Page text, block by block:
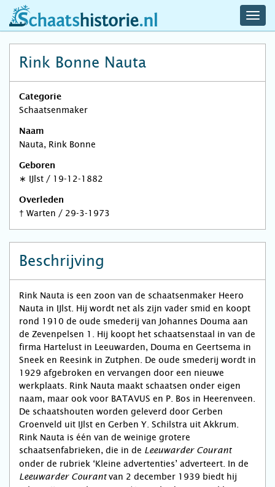
schaatshistorie.nl
Rink Bonne Nauta
Categorie
Schaatsenmaker
Naam
Nauta, Rink Bonne
Geboren
∗ IJlst / 19-12-1882
Overleden
† Warten / 29-3-1973
Beschrijving
Rink Nauta is een zoon van de schaatsenmaker Heero
Nauta in IJlst. Hij wordt net als zijn vader smid en koopt
rond 1910 de oude smederij van Johannes Douma aan
de Zevenpelsen 1. Hij koopt het schaatsenstaal in van de
firma Hartelust in Leeuwarden, Douma en Geertsema in
Sneek en Reesink in Zutphen. De oude smederij wordt in
1929 afgebroken en vervangen door een nieuwe
werkplaats. Rink Nauta maakt schaatsen onder eigen
naam, maar ook voor BATAVUS en P. Bos in Heerenveen.
De schaatshouten worden geleverd door Gerben
Groenveld uit IJlst en Gerben Y. Schilstra uit Akkrum.
Rink Nauta is één van de weinige grotere
schaatsenfabrieken, die in de Leeuwarder Courant
onder de rubriek ‘Kleine advertenties’ adverteert. In de
Leeuwarder Courant van 2 december 1939 biedt hij